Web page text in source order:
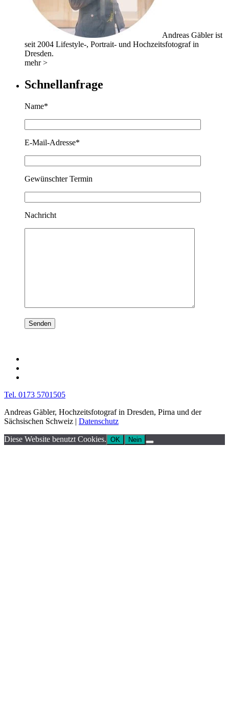
Andreas Gäbler ist
seit 2004 Lifestyle-, Portrait- und Hochzeitsfotograf in
Dresden.
mehr >
Schnellanfrage
Name*
E-Mail-Adresse*
Gewünschter Termin
Nachricht
Tel. 0173 5701505
Andreas Gäbler, Hochzeitsfotograf in Dresden, Pirna und der
Sächsischen Schweiz | Datenschutz
Diese Website benutzt Cookies. OK Nein